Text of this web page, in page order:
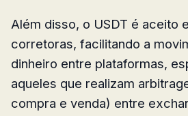
Além disso, o USDT é aceito
corretoras, facilitando a
dinheiro entre plataformas,
aqueles que realizam
compra e venda) entre